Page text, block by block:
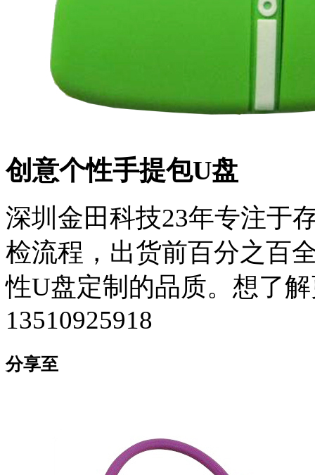
创意个性手提包U盘
深圳金田科技23年专注于
检流程，出货前百分之百
性U盘定制的品质。想了
13510925918
分享至